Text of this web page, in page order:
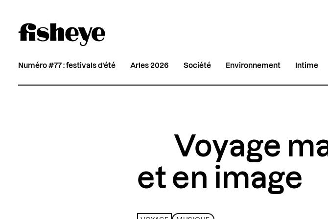
Numéro #77 : festivals d’été Arles 2026 Société Environnement Intime
Voyage
et en image